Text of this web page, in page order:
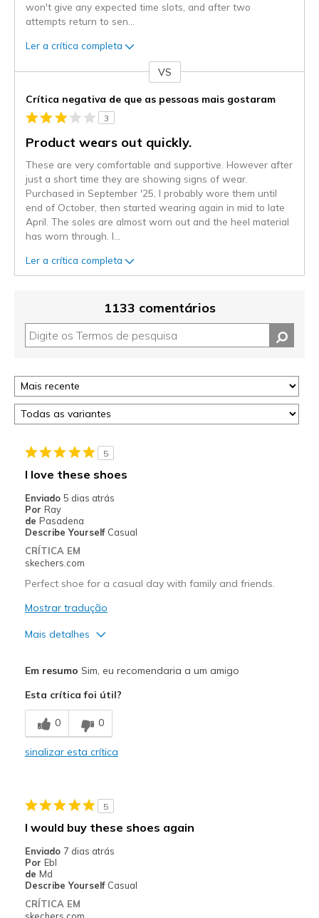
won't give any expected time slots, and after two
attempts return to sen...
Ler a crítica completa
VS
Crítica negativa de que as pessoas mais gostaram
3
Product wears out quickly.
These are very comfortable and supportive. However after
just a short time they are showing signs of wear.
Purchased in September '25, I probably wore them until
end of October, then started wearing again in mid to late
April. The soles are almost worn out and the heel material
has worn through. I
Ler a crítica completa
1133 comentários
5
I love these shoes
Enviado 5 dias atrás
Por Ray
de Pasadena
Describe Yourself Casual
CRÍTICA EM
skechers.com
Perfect shoe for a casual day with family and friends.
Mostrar tradução
Mais detalhes
Comfortable
Stylish
Going Out
Em resumo Sim, eu recomendaria a um amigo
Esta crítica foi útil?
0 0
sinalizar esta crítica
5
I would buy these shoes again
Enviado 7 dias atrás
Por Ebl
de Md
Describe Yourself Casual
CRÍTICA EM